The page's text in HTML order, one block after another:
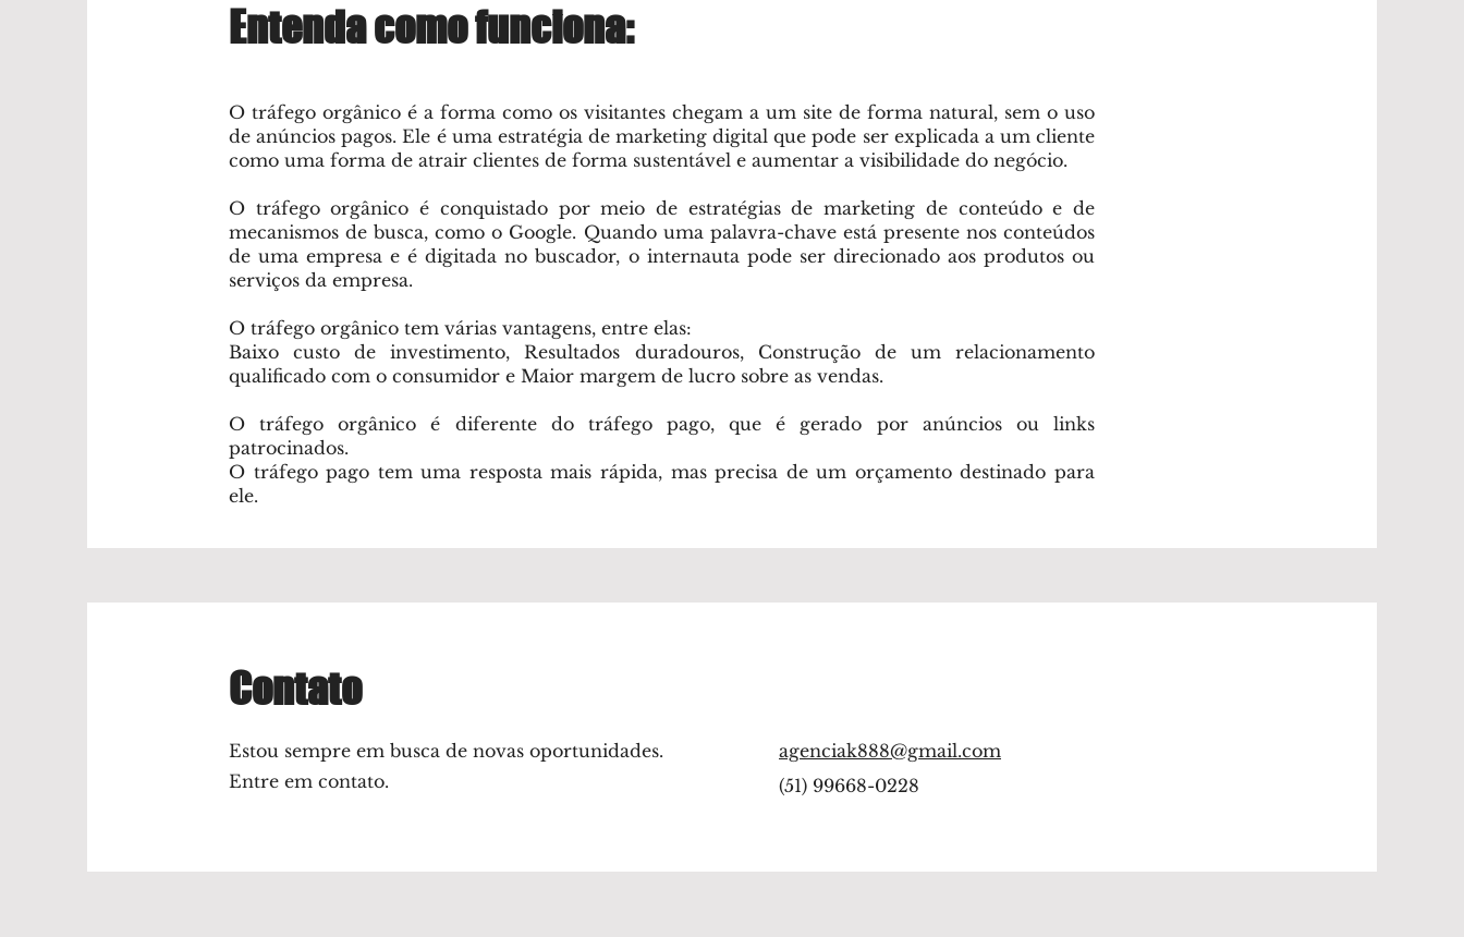
Entenda como funciona:
O tráfego orgânico é a forma como os visitantes chegam a um site de forma natural, sem o uso
de anúncios pagos. Ele é uma estratégia de marketing digital que pode ser explicada a um cliente
como uma forma de atrair clientes de forma sustentável e aumentar a visibilidade do negócio.
O tráfego orgânico é conquistado por meio de estratégias de marketing de conteúdo e de
mecanismos de busca, como o Google. Quando uma palavra-chave está presente nos conteúdos
de uma empresa e é digitada no buscador, o internauta pode ser direcionado aos produtos ou
serviços da empresa.
O tráfego orgânico tem várias vantagens, entre elas:
Baixo custo de investimento, Resultados duradouros, Construção de um relacionamento
qualificado com o consumidor e Maior margem de lucro sobre as vendas.
O tráfego orgânico é diferente do tráfego pago, que é gerado por anúncios ou links
patrocinados.
O tráfego pago tem uma resposta mais rápida, mas precisa de um orçamento destinado para
ele.
Contato
Estou sempre em busca de novas oportunidades.
Entre em contato.
agenciak888@gmail.com
(51) 99668-0228